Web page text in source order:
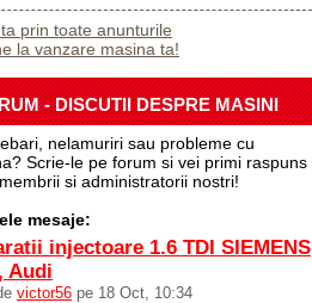
prin toate anunturile
la vanzare masina ta!
- DISCUTII DESPRE MASINI
nelamuriri sau probleme cu
Scrie-le pe forum si vei primi raspuns
si administratorii nostri!
mesaje:
injectoare 1.6 TDI SIEMENS
Audi
victor56 pe 18 Oct, 10:34